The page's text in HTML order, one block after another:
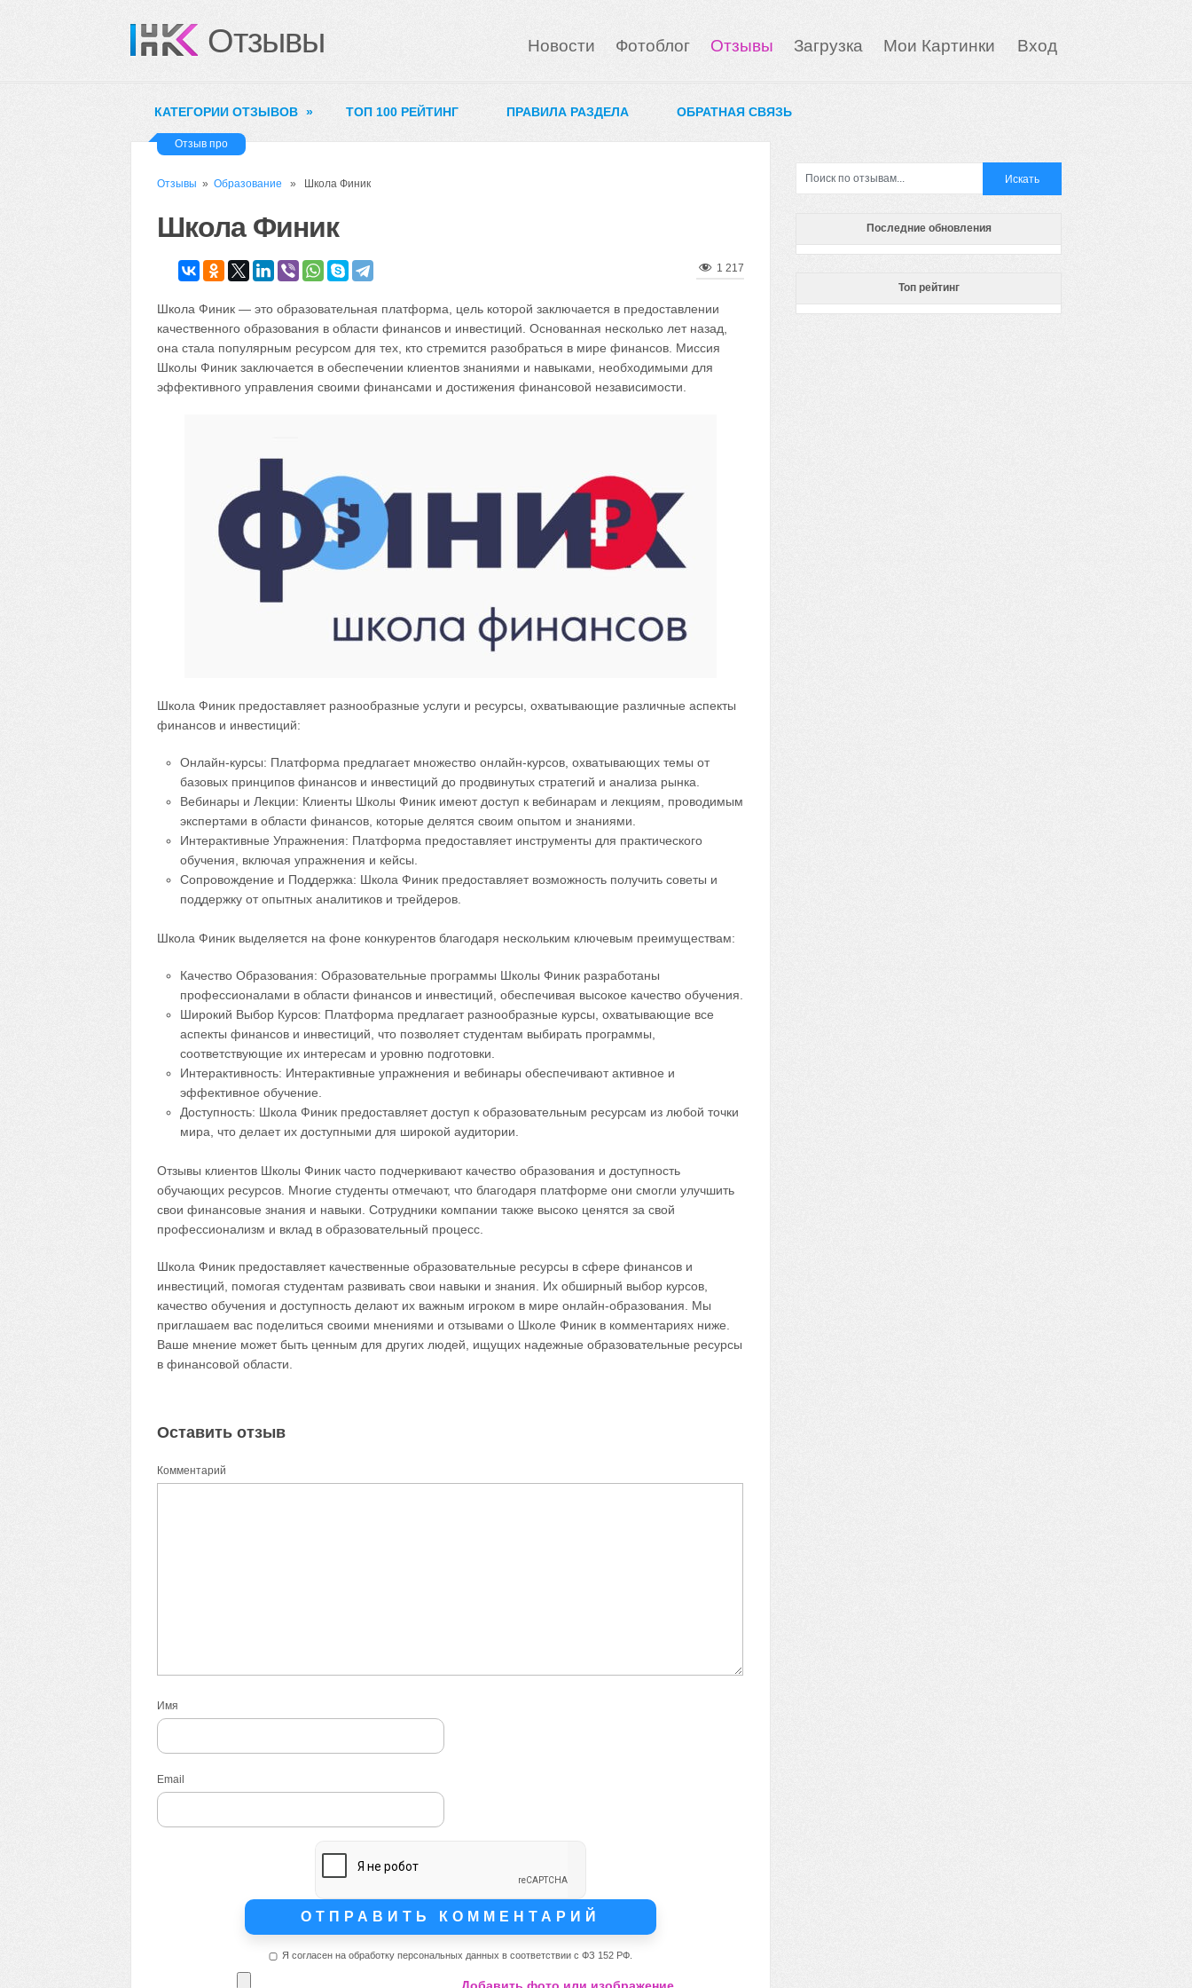
Отзывы Новости Фотоблог Отзывы Загрузка Мои Картинки Вход
КАТЕГОРИИ ОТЗЫВОВ » ТОП 100 РЕЙТИНГ ПРАВИЛА РАЗДЕЛА ОБРАТНАЯ СВЯЗЬ
Отзыв про
Отзывы » Образование » Школа Финик
Школа Финик
1 217
Школа Финик — это образовательная платформа, цель которой заключается в предоставлении
качественного образования в области финансов и инвестиций. Основанная несколько лет назад,
она стала популярным ресурсом для тех, кто стремится разобраться в мире финансов. Миссия
Школы Финик заключается в обеспечении клиентов знаниями и навыками, необходимыми для
эффективного управления своими финансами и достижения финансовой независимости.
Школа Финик предоставляет разнообразные услуги и ресурсы, охватывающие различные аспекты
финансов и инвестиций:
Онлайн-курсы: Платформа предлагает множество онлайн-курсов, охватывающих темы от
базовых принципов финансов и инвестиций до продвинутых стратегий и анализа рынка.
Вебинары и Лекции: Клиенты Школы Финик имеют доступ к вебинарам и лекциям, проводимым
экспертами в области финансов, которые делятся своим опытом и знаниями.
Интерактивные Упражнения: Платформа предоставляет инструменты для практического
обучения, включая упражнения и кейсы.
Сопровождение и Поддержка: Школа Финик предоставляет возможность получить советы и
поддержку от опытных аналитиков и трейдеров.
Школа Финик выделяется на фоне конкурентов благодаря нескольким ключевым преимуществам:
Качество Образования: Образовательные программы Школы Финик разработаны
профессионалами в области финансов и инвестиций, обеспечивая высокое качество обучения.
Широкий Выбор Курсов: Платформа предлагает разнообразные курсы, охватывающие все
аспекты финансов и инвестиций, что позволяет студентам выбирать программы,
соответствующие их интересам и уровню подготовки.
Интерактивность: Интерактивные упражнения и вебинары обеспечивают активное и
эффективное обучение.
Доступность: Школа Финик предоставляет доступ к образовательным ресурсам из любой точки
мира, что делает их доступными для широкой аудитории.
Отзывы клиентов Школы Финик часто подчеркивают качество образования и доступность
обучающих ресурсов. Многие студенты отмечают, что благодаря платформе они смогли улучшить
свои финансовые знания и навыки. Сотрудники компании также высоко ценятся за свой
профессионализм и вклад в образовательный процесс.
Школа Финик предоставляет качественные образовательные ресурсы в сфере финансов и
инвестиций, помогая студентам развивать свои навыки и знания. Их обширный выбор курсов,
качество обучения и доступность делают их важным игроком в мире онлайн-образования. Мы
приглашаем вас поделиться своими мнениями и отзывами о Школе Финик в комментариях ниже.
Ваше мнение может быть ценным для других людей, ищущих надежные образовательные ресурсы
в финансовой области.
Оставить отзыв
Комментарий
Имя
Email
Я согласен на обработку персональных данных в соответствии с ФЗ 152 РФ.
Последние обновления
Топ рейтинг